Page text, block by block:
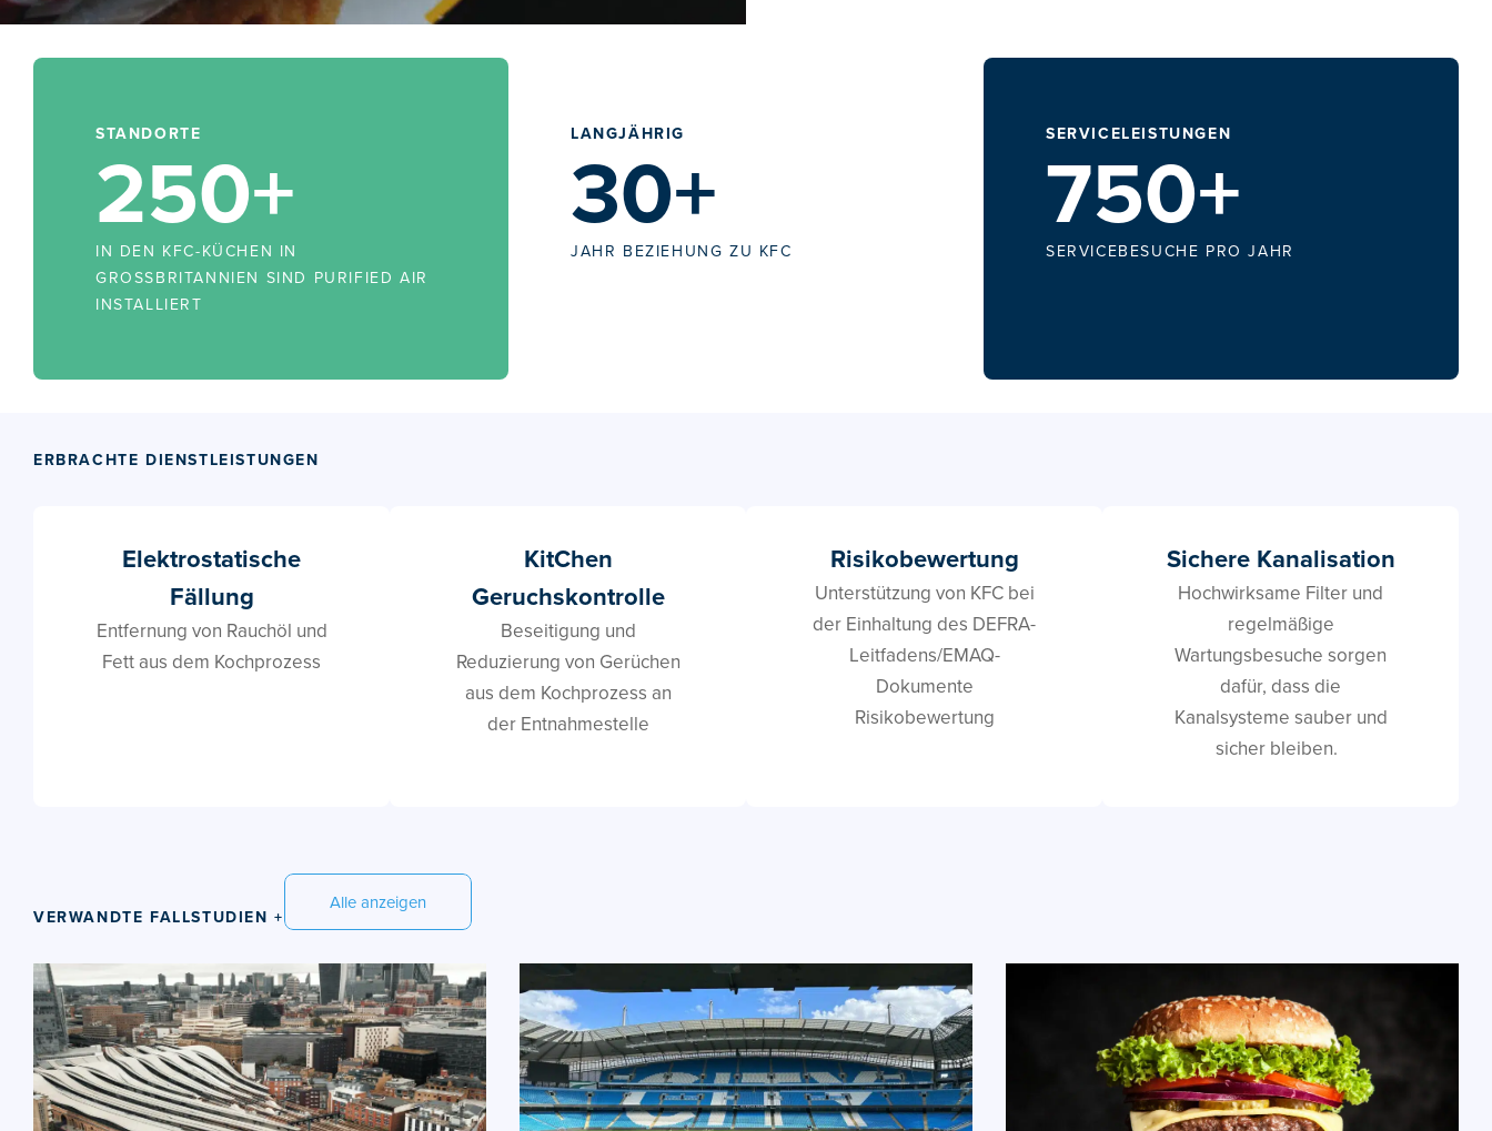
STANDORTE
250+
IN DEN KFC-KÜCHEN IN
GROSSBRITANNIEN SIND PURIFIED AIR I
NSTALLIERT
LANGJÄHRIG
30+
JAHR BEZIEHUNG ZU KFC
SERVICELEISTUNGEN
750+
SERVICEBESUCHE PRO JAHR
ERBRACHTE DIENSTLEISTUNGEN
Elektrostatische
Fällung
Entfernung von Rauchöl und
Fett aus dem Kochprozess
KitChen
Geruchskontrolle
Beseitigung und
Reduzierung von Gerüchen
aus dem Kochprozess an
der Entnahmestelle
Risikobewertung
Unterstützung von KFC bei
der Einhaltung des DEFRA-
Leitfadens/EMAQ-
Dokumente
Risikobewertung
Sichere Kanalisation
Hochwirksame Filter und
regelmäßige
Wartungsbesuche sorgen
dafür, dass die
Kanalsysteme sauber und
sicher bleiben.
VERWANDTE FALLSTUDIEN +
Alle anzeigen